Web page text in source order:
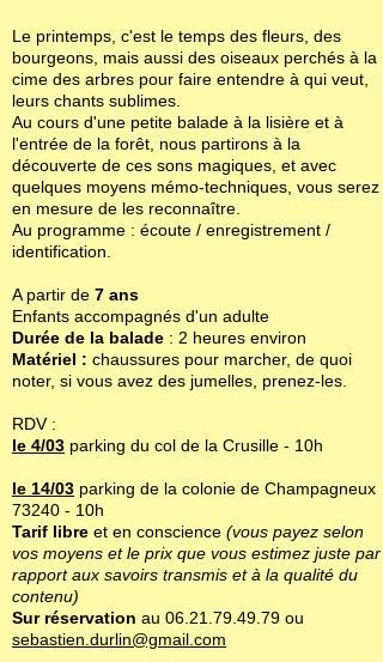
Le printemps, c'est le temps des fleurs, des
bourgeons, mais aussi des oiseaux perchés à la
cime des arbres pour faire entendre à qui veut,
leurs chants sublimes.
Au cours d'une petite balade à la lisière et à
l'entrée de la forêt, nous partirons à la
découverte de ces sons magiques, et avec
quelques moyens mémo-techniques, vous serez
en mesure de les reconnaître.
Au programme : écoute / enregistrement /
identification.
A partir de 7 ans
Enfants accompagnés d'un adulte
Durée de la balade : 2 heures environ
Matériel : chaussures pour marcher, de quoi
noter, si vous avez des jumelles, prenez-les.
RDV :
le 4/03 parking du col de la Crusille - 10h
le 14/03 parking de la colonie de Champagneux
73240 - 10h
Tarif libre et en conscience (vous payez selon
vos moyens et le prix que vous estimez juste par
rapport aux savoirs transmis et à la qualité du
contenu)
Sur réservation au 06.21.79.49.79 ou
sebastien.durlin@gmail.com